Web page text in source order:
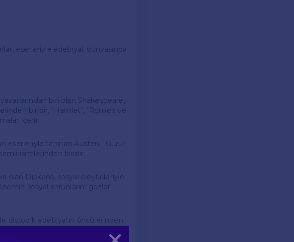
eserleriyle edebiyat dünyasında
biri olan Shakespeare,
biridir. "Hamlet", "Romeo ve
içerir.
eserleriyle tanınan Austen, "Gurur
isimlerinden biridir.
olan Dickens, sosyal eleştirileriyle
sosyal sorunlarını gözler
distopik edebiyatın öncülerinden
Kapat